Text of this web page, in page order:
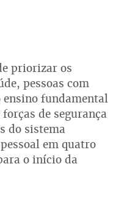
priorizar os
pessoas com
ensino fundamental
de segurança
do sistema
em quatro
o início da